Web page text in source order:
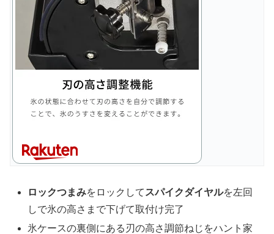
ロックつまみをロックして スパイクダイヤルを左回
しで氷の高さまで下げて取付け完了
氷ケースの裏側にある刃の高さ調節ねじをハント家